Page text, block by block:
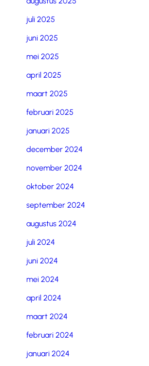
juli 2025
juni 2025
mei 2025
april 2025
maart 2025
februari 2025
januari 2025
december 2024
november 2024
oktober 2024
september 2024
augustus 2024
juli 2024
juni 2024
mei 2024
april 2024
maart 2024
februari 2024
januari 2024